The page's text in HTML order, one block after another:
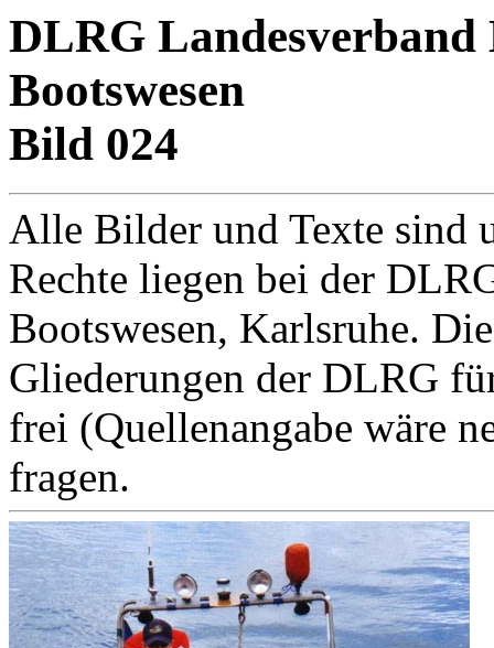
DLRG Landesverband
Bootswesen
Bild 024
Alle Bilder und Texte sind
Rechte liegen bei der
Bootswesen, Karlsruhe.
Gliederungen der DLRG
frei (Quellenangabe wäre
fragen.